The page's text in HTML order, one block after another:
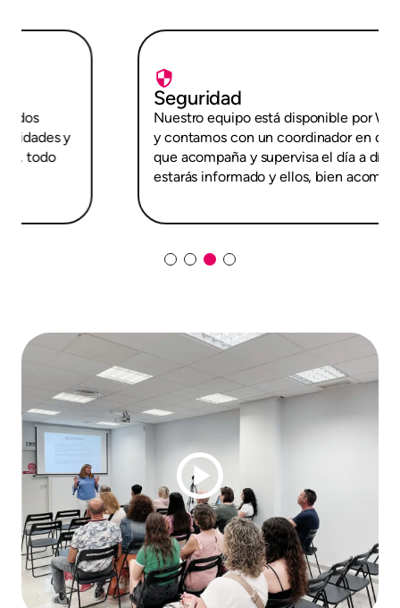
Nuestro equipo está disponible por WhatsApp
y contamos con un coordinador en destino
que acompaña y supervisa el día a día. Tú
estarás informado y ellos, bien acompañados.